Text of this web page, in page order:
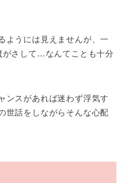
ようには見えませんが、一
がさして…なんてことも十分
ンスがあれば迷わず浮気す
世話をしながらそんな心配